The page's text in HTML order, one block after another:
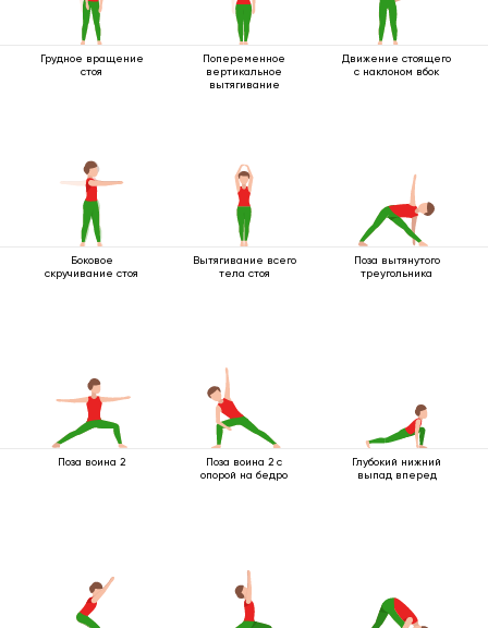
Грудное вращение
стоя
Попеременное
вертикальное
вытягивание
Движение стоящего
с наклоном вбок
Боковое
скручивание стоя
Вытягивание всего
тела стоя
Поза вытянутого
треугольника
Поза воина 2
Поза воина 2 с
опорой на бедро
Глубокий нижний
выпад вперед